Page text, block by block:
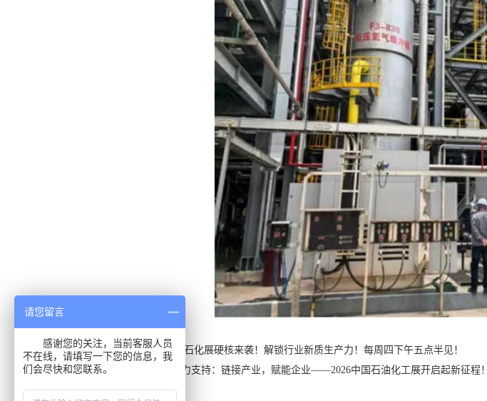
上一篇：直播预告：2026 中国石化展硬核来袭！解锁行业新质生产力！每周四下午五点半见！
下一篇：多家行业协会回函鼎力支持：链接产业，赋能企业——2026中国石油化工展开启起新征程！
请您留言
感谢您的关注，当前客服人员
不在线，请填写一下您的信息，我
们会尽快和您联系。